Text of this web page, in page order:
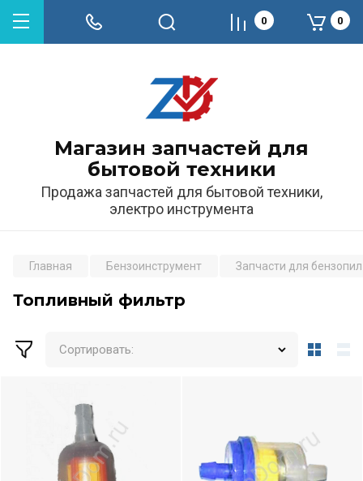
Магазин запчастей для
бытовой техники
Продажа запчастей для бытовой техники,
электро инструмента
0 0
Главная Бензоинструмент Запчасти для бензопил
Топливный фильтр
Сортировать: